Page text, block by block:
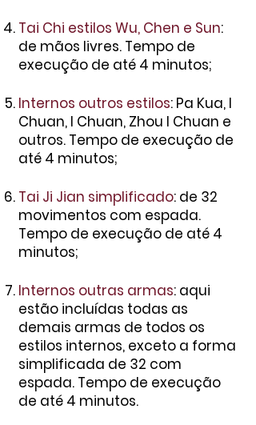
Tai Chi estilos Wu, Chen e Sun:
de mãos livres. Tempo de
execução de até 4 minutos;
Internos outros estilos: Pa Kua, I
Chuan, I Chuan, Zhou I Chuan e
outros. Tempo de execução de
até 4 minutos;
Tai Ji Jian simplificado: de 32
movimentos com espada.
Tempo de execução de até 4
minutos;
Internos outras armas: aqui
estão incluídas todas as
demais armas de todos os
estilos internos, exceto a forma
simplificada de 32 com
espada. Tempo de execução
de até 4 minutos.